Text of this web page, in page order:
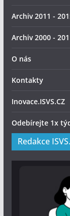
Archiv 2011 -
Archiv 2000 -
O nás
Kontakty
Inovace.ISVS.CZ
Odebírejte 1x
Redakce